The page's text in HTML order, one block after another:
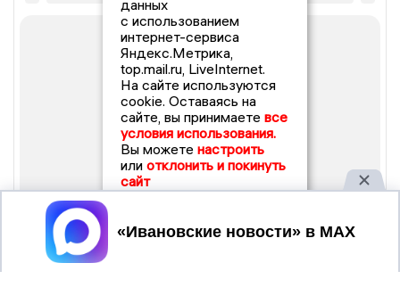
данных
с использованием
интернет-сервиса
Яндекс.Метрика,
top.mail.ru, LiveInternet.
На сайте используются
cookie. Оставаясь на
сайте, вы принимаете все
условия использования.
Вы можете настроить
или отклонить и покинуть
сайт
Принять